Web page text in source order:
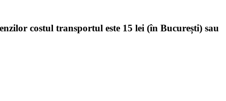
costul transportul este 15 lei (în București) sau